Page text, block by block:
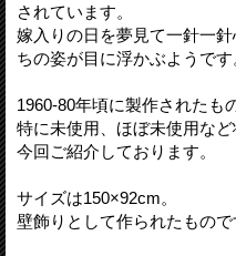
されています。
嫁入りの日を夢見て一針一
ちの姿が目に浮かぶようです
1960-80年頃に製作されたも
特に未使用、ほぼ未使用な
今回ご紹介しております。
サイズは150×92cm。
壁飾りとして作られたもので